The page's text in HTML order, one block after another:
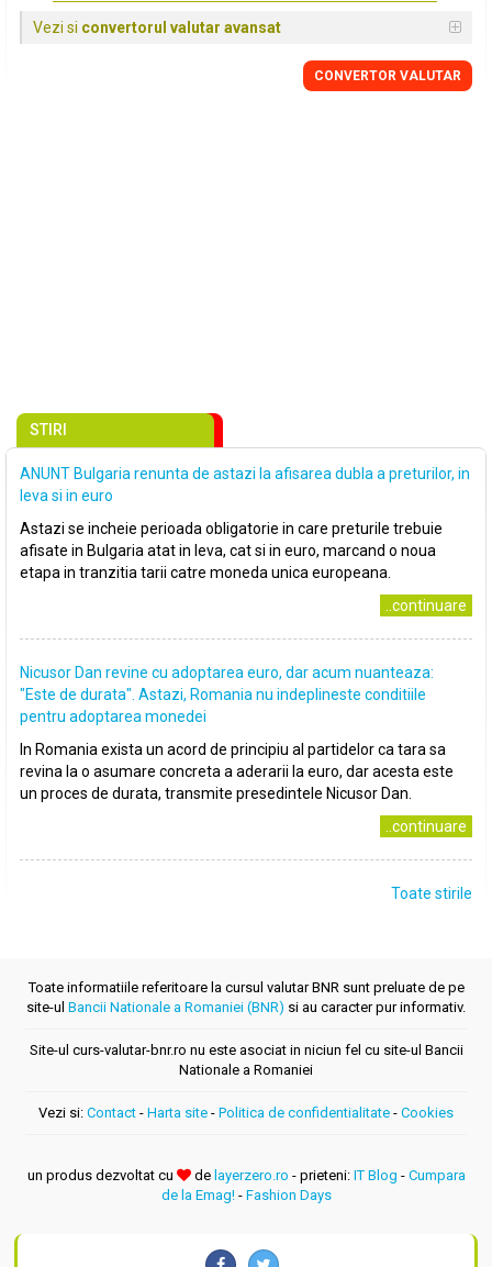
Vezi si convertorul valutar avansat
CONVERTOR VALUTAR
STIRI
ANUNT Bulgaria renunta de astazi la afisarea dubla a preturilor, in
leva si in euro
Astazi se incheie perioada obligatorie in care preturile trebuie
afisate in Bulgaria atat in leva, cat si in euro, marcand o noua
etapa in tranzitia tarii catre moneda unica europeana.
..continuare
Nicusor Dan revine cu adoptarea euro, dar acum nuanteaza:
"Este de durata". Astazi, Romania nu indeplineste conditiile
pentru adoptarea monedei
In Romania exista un acord de principiu al partidelor ca tara sa
revina la o asumare concreta a aderarii la euro, dar acesta este
un proces de durata, transmite presedintele Nicusor Dan.
..continuare
Toate stirile
Toate informatiile referitoare la cursul valutar BNR sunt preluate de pe
site-ul Bancii Nationale a Romaniei (BNR) si au caracter pur informativ.
Site-ul curs-valutar-bnr.ro nu este asociat in niciun fel cu site-ul Bancii
Nationale a Romaniei
Vezi si: Contact - Harta site - Politica de confidentialitate - Cookies
un produs dezvoltat cu de layerzero.ro - prieteni: IT Blog - Cumpara
de la Emag!- Fashion Days